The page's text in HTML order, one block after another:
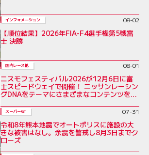
インフォメーション 08-02
【順位結果】2026年FIA-F4選手権第5戦富
士 決勝
国内レース他 08-01
ニスモフェスティバル2026が12月6日に富
士スピードウェイで開催！ ニッサンレーシン
グDNAをテーマにさまざまなコンテンツを展
スーパーGT 07-31
令和8年熊本地震でオートポリスに施設の大
きな被害はなし。余震を警戒し8月3日までク
ローズ